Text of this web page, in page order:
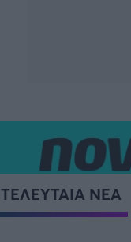
ΤΕΛΕΥΤΑΙΑ ΝΕΑ